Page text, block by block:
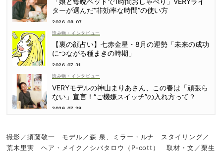
ターが選んだ“非効率な時間”の使い方
2026.08.07
読み物・インタビュー
【裏の顔占い】七赤金星・8月の運勢「未来の成功
につながる種まきの時期」
2026.07.31
読み物・インタビュー
VERYモデルの神山まりあさん、この春は「頑張ら
ない」宣言！“ご機嫌スイッチ”の入れ方って？
2026.07.29
撮影／須藤敬一 モデル／森 泉、ミラー・ルナ スタイリング／
荒木里実 ヘア・メイク／シバタロウ（P-cott） 取材・文／栗生